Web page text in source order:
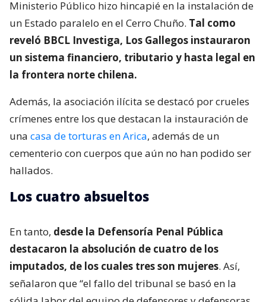
Ministerio Público hizo hincapié en la instalación de
un Estado paralelo en el Cerro Chuño. Tal como
reveló BBCL Investiga, Los Gallegos instauraron
un sistema financiero, tributario y hasta legal en
la frontera norte chilena.
Además, la asociación ilícita se destacó por crueles
crímenes entre los que destacan la instauración de
una casa de torturas en Arica, además de un
cementerio con cuerpos que aún no han podido ser
hallados.
Los cuatro absueltos
En tanto, desde la Defensoría Penal Pública
destacaron la absolución de cuatro de los
imputados, de los cuales tres son mujeres. Así,
señalaron que “el fallo del tribunal se basó en la